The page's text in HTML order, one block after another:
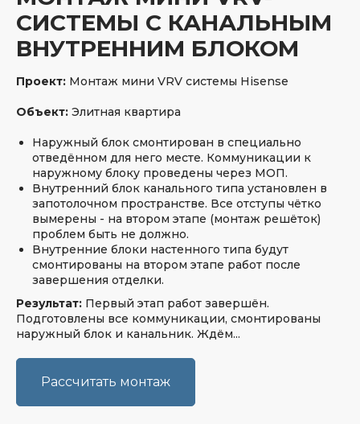
СИСТЕМЫ С КАНАЛЬНЫМ
ВНУТРЕННИМ БЛОКОМ
Проект: Монтаж мини VRV системы Hisense
Объект: Элитная квартира
Наружный блок смонтирован в специально
отведённом для него месте. Коммуникации к
наружному блоку проведены через МОП.
Внутренний блок канального типа установлен в
запотолочном пространстве. Все отступы чётко
вымерены - на втором этапе (монтаж решёток)
проблем быть не должно.
Внутренние блоки настенного типа будут
смонтированы на втором этапе работ после
завершения отделки.
Результат: Первый этап работ завершён.
Подготовлены все коммуникации, смонтированы
наружный блок и канальник. Ждём...
Рассчитать монтаж
Так и должна выполняться подобная
услуга! Никаких ненужных процедур
в стиле «к вам приедет замерщик».
В 21 веке, когда все можно
сфотографировать и отправить,
иное, можно считать анахронизмом.
ТКП выставлено онлайн, сумма
заведомо известна.
Рассчитать монтаж